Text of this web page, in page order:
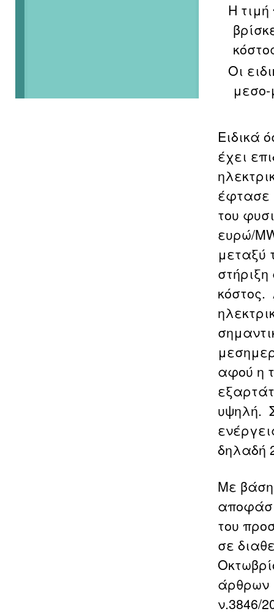
Η
Οι
Ειδικά
έχει
έφτασε
του
ευρώ/
μεταξύ
κόστος.
αφού η
υψηλή.
δηλαδή
Με βάση
του
σε
άρθρων
ν.3846/